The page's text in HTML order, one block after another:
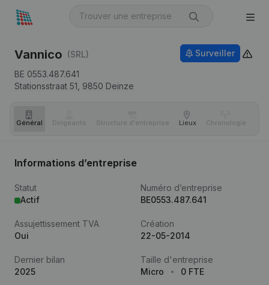
Vannico (SRL)
BE 0553.487.641
Stationsstraat 51, 9850 Deinze
Surveiller
Général Dirigeants Structure d'entreprise Lieux Chronologie
Informations d’entreprise
Statut
Actif
Numéro d’entreprise
BE0553.487.641
Assujettissement TVA
Oui
Création
22-05-2014
Dernier bilan
2025
Taille d'entreprise
Micro
0 FTE